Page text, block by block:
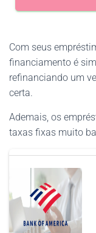
Com seus
financiamento é
refinanciando um
certa.
Ademais, os
taxas fixas muito